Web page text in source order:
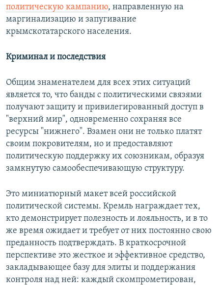
политическую кампанию, направленную на
маргинализацию и запугивание
крымскотатарского населения.
Криминал и последствия
Общим знаменателем для всех этих ситуаций
является то, что банды с политическими связями
получают защиту и привилегированный доступ в
"верхний мир", одновременно сохраняя все
ресурсы "нижнего". Взамен они не только платят
своим покровителям, но и предоставляют
политическую поддержку их союзникам, образуя
замкнутую самообеспечивающую структуру.
Это миниатюрный макет всей российской
политической системы. Кремль награждает тех,
кто демонстрирует полезность и лояльность, и в то
же время ожидает и требует от них постоянно свою
преданность подтверждать. В краткосрочной
перспективе это жесткое и эффективное средство,
закладывающее базу для элиты и поддержания
контроля над ней: каждый скомпрометирован,